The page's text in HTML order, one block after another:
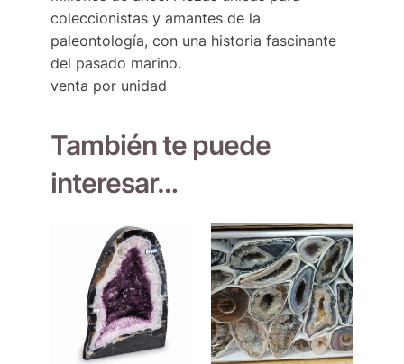
coleccionistas y amantes de la
paleontología, con una historia fascinante
del pasado marino.
venta por unidad
También te puede
interesar…